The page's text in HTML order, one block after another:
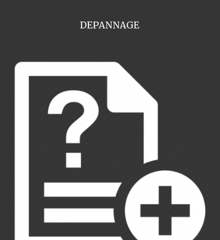
DEPANNAGE